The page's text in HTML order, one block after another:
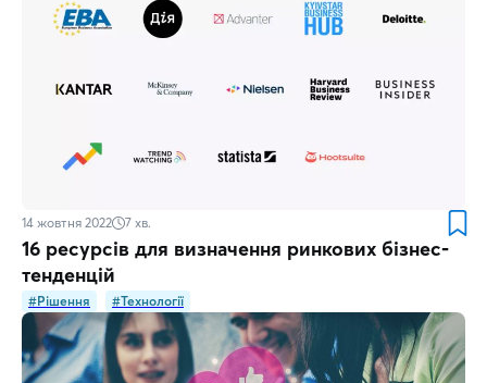
14 жовтня 2022 7 хв.
16 ресурсів для визначення ринкових бізнес-
тенденцій
#Рішення #Технології